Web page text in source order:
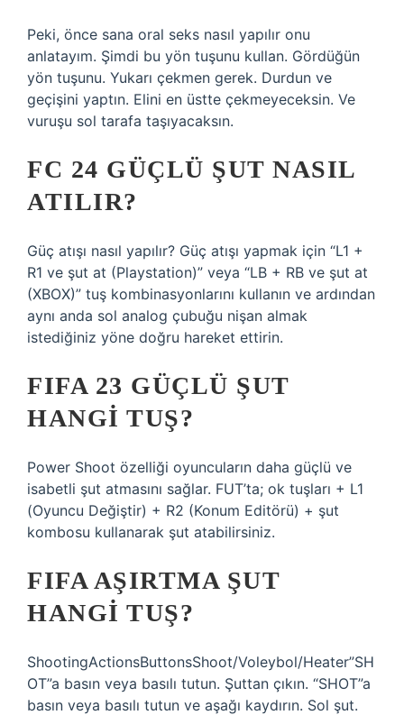
Peki, önce sana oral seks nasıl yapılır onu
anlatayım. Şimdi bu yön tuşunu kullan. Gördüğün
yön tuşunu. Yukarı çekmen gerek. Durdun ve
geçişini yaptın. Elini en üstte çekmeyeceksin. Ve
vuruşu sol tarafa taşıyacaksın.
FC 24 GÜÇLÜ ŞUT NASIL
ATILIR?
Güç atışı nasıl yapılır? Güç atışı yapmak için “L1 +
R1 ve şut at (Playstation)” veya “LB + RB ve şut at
(XBOX)” tuş kombinasyonlarını kullanın ve ardından
aynı anda sol analog çubuğu nişan almak
istediğiniz yöne doğru hareket ettirin.
FIFA 23 GÜÇLÜ ŞUT
HANGI TUŞ?
Power Shoot özelliği oyuncuların daha güçlü ve
isabetli şut atmasını sağlar. FUT’ta; ok tuşları + L1
(Oyuncu Değiştir) + R2 (Konum Editörü) + şut
kombosu kullanarak şut atabilirsiniz.
FIFA AŞIRTMA ŞUT
HANGI TUŞ?
ShootingActionsButtonsShoot/Voleybol/Heater”SH
OT”a basın veya basılı tutun. Şuttan çıkın. “SHOT”a
basın veya basılı tutun ve aşağı kaydırın. Sol şut.